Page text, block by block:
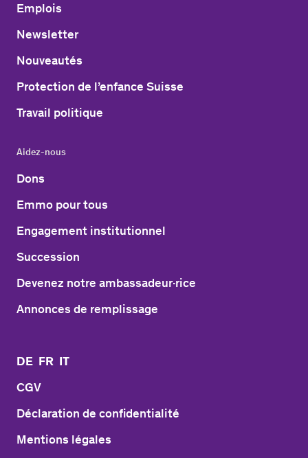
Emplois
Newsletter
Nouveautés
Protection de l’enfance Suisse
Travail politique
Aidez-nous
Dons
Emmo pour tous
Engagement institutionnel
Succession
Devenez notre ambassadeur·rice
Annonces de remplissage
DE FR IT
CGV
Déclaration de confidentialité
Mentions légales